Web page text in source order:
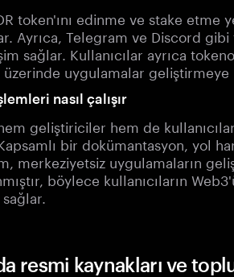
token'ını edinme ve stake
Ayrıca, Telegram ve Discord
sağlar. Kullanıcılar ayrıca
üzerinde uygulamalar geliştirmeye
nasıl çalışır
geliştiriciler hem de
bir dokümantasyon, yol
merkeziyetsiz uygulamaların
böylece kullanıcıların
resmi kaynakları ve